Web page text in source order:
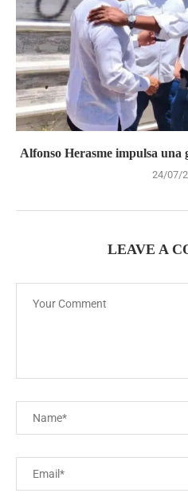
Alfonso Herasme impulsa una
24/07/
LEAVE A